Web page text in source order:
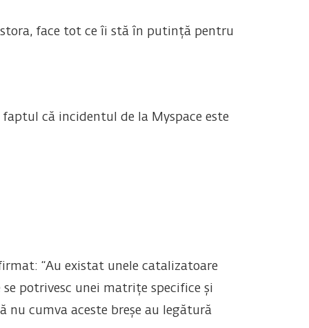
face tot ce îi stă în putință pentru
că incidentul de la Myspace este
“Au existat unele catalizatoare
potrivesc unei matrițe specifice și
cumva aceste breșe au legătură